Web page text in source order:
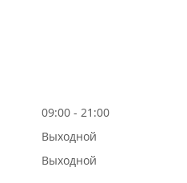
09:00 - 21:00
Выходной
Выходной